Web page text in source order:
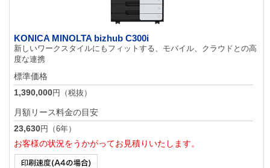
KONICA MINOLTA bizhub C300i
新しいワークスタイルにもフィットする、モバイル、クラウドとの高
度な連携
標準価格
1,390,000円（税抜）
月額リース料金の目安
23,630円（6年）
お客様の状況をうかがってお見積りいたします。